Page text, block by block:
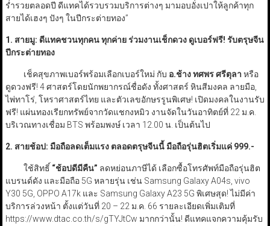
ร่ำรวยตลอดปี ดีแทคได้รวบรวมบริการต่างๆ มามอบอั่งเปาให้ลูกค้าทุก
สายได้เฮงๆ ปังๆ ในปีกระต่ายทอง”
1. สายมู: ดีแทคชวนทุกคน ทุกค่าย ร่วมงานเช็กดวง ดูเบอร์ฟรี! รับตรุษจีน
ปีกระต่ายทอง
เช็คสุขภาพเบอร์พร้อมเลือกเบอร์ใหม่ กับ อ.ช้าง ทศพร ศรีตุลา หรือ
ดูดวงฟรี! 4 ศาสตร์โดยนักพยากรณ์ชื่อดัง ทั้งศาสตร์ หินสีมงคล ลายมือ,
ไพ่ทาโร่, โหราศาสตร์ไทย และตัวเลขอักษรรูนพิเศษ! เปิดมงคลในงานรับ
ฟรี! แผ่นทองเรียกทรัพย์จากวัดแชกงหมิว งานจัดในวันอาทิตย์ที่ 22 ม.ค.
บริเวณทางเชื่อม BTS พร้อมพงษ์ เวลา 12.00 น. เป็นต้นไป
2. สายช้อป: มือถือลดเต็มแรง ตลอดตรุษจีนนี้ มือถือรุ่นฮิตเริ่มแค่ 999.-
ใช้สิทธิ์ “ช้อปดีมีคืน” ลดหย่อนภาษีได้ เลือกซื้อโทรศัพท์มือถือรุ่นฮิต
แบรนด์ดัง และมือถือ 5G หลายรุ่น เช่น Samsung Galaxy A04s, vivo
Y30 5G, OPPO A17k และ Samsung Galaxy A23 5G พิเศษสุด! ไม่มีค่า
บริการล่วงหน้า ตั้งแต่วันที่ 20 – 22 ม.ค. 66 รายละเอียดเพิ่มเติมที่
https://www.dtac.co.th/s/gTYJtCw มากกว่านั้น! ดีแทคแจกความคุ้มรับ